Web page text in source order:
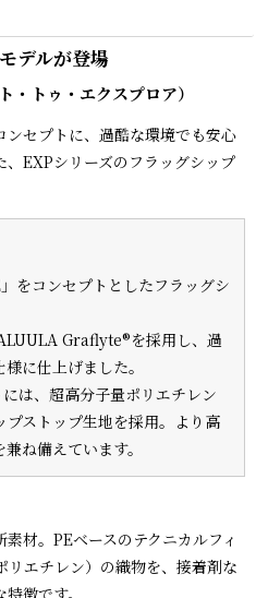
デルが登場
トゥ・エクスプロア）
ンセプトに、過酷な環境でも安心
EXPシリーズのフラッグシップ
をコンセプトとしたフラッグシ
Graflyte®を採用し、過
に仕上げました。
は、超高分子量ポリエチレン
プストップ生地を採用。より高
ね備えています。
材。PEベースのテクニカルフィ
エチレン）の織物を、接着剤な